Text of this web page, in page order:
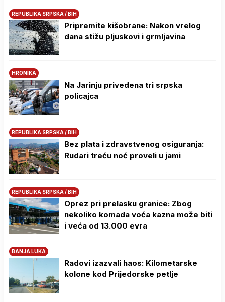
REPUBLIKA SRPSKA / BIH
Pripremite kišobrane: Nakon vrelog
dana stižu pljuskovi i grmljavina
HRONIKA
Na Јarinju privedena tri srpska
policajca
REPUBLIKA SRPSKA / BIH
Bez plata i zdravstvenog osiguranja:
Rudari treću noć proveli u jami
REPUBLIKA SRPSKA / BIH
Oprez pri prelasku granice: Zbog
nekoliko komada voća kazna može biti
i veća od 13.000 evra
BANJA LUKA
Radovi izazvali haos: Kilometarske
kolone kod Prijedorske petlje